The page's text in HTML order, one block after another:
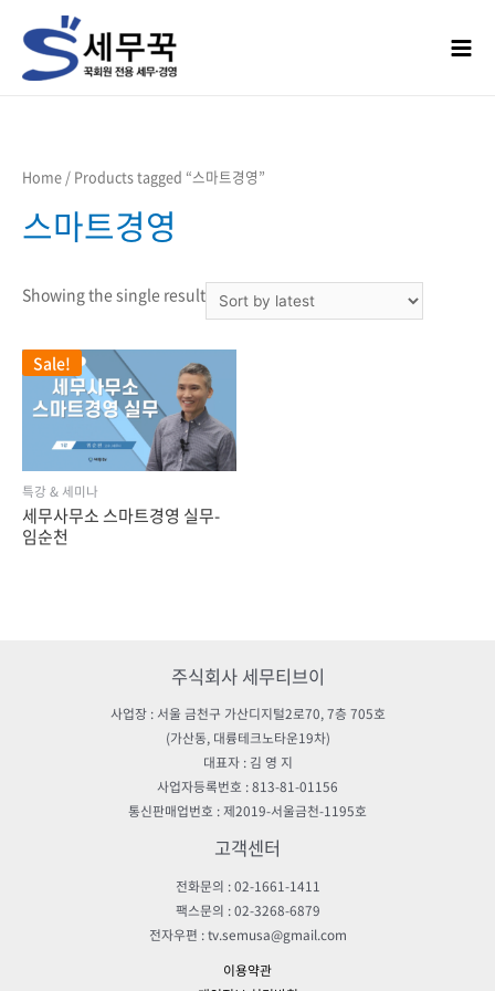
건너뛰기
Home / Products tagged “스마트경영”
스마트경영
Showing the single result
Sale!
특강 & 세미나
세무사무소 스마트경영 실무-
임순천
주식회사 세무티브이
사업장 : 서울 금천구 가산디지털2로70, 7층 705호
(가산동, 대륭테크노타운19차)
대표자 : 김 영 지
사업자등록번호 : 813-81-01156
통신판매업번호 : 제2019-서울금천-1195호
고객센터
전화문의 : 02-1661-1411
팩스문의 : 02-3268-6879
전자우편 : tv.semusa@gmail.com
이용약관